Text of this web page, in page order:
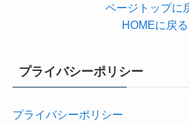
ページトップに
HOMEに戻る
プライバシーポリシー
プライバシーポリシー